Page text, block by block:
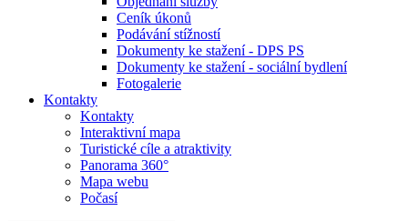
Ceník úkonů
Podávání stížností
Dokumenty ke stažení - DPS PS
Dokumenty ke stažení - sociální bydlení
Fotogalerie
Kontakty
Kontakty
Interaktivní mapa
Turistické cíle a atraktivity
Panorama 360°
Mapa webu
Počasí